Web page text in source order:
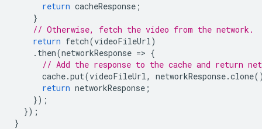
return cacheResponse ;
}
// Otherwise, fetch the video from the network.
return fetch(videoFileUrl)
. then(networkResponse => {
// Add the response to the cache and return
cache.put(videoFileUrl, networkResponse.clone
return networkResponse ;
});
});
}